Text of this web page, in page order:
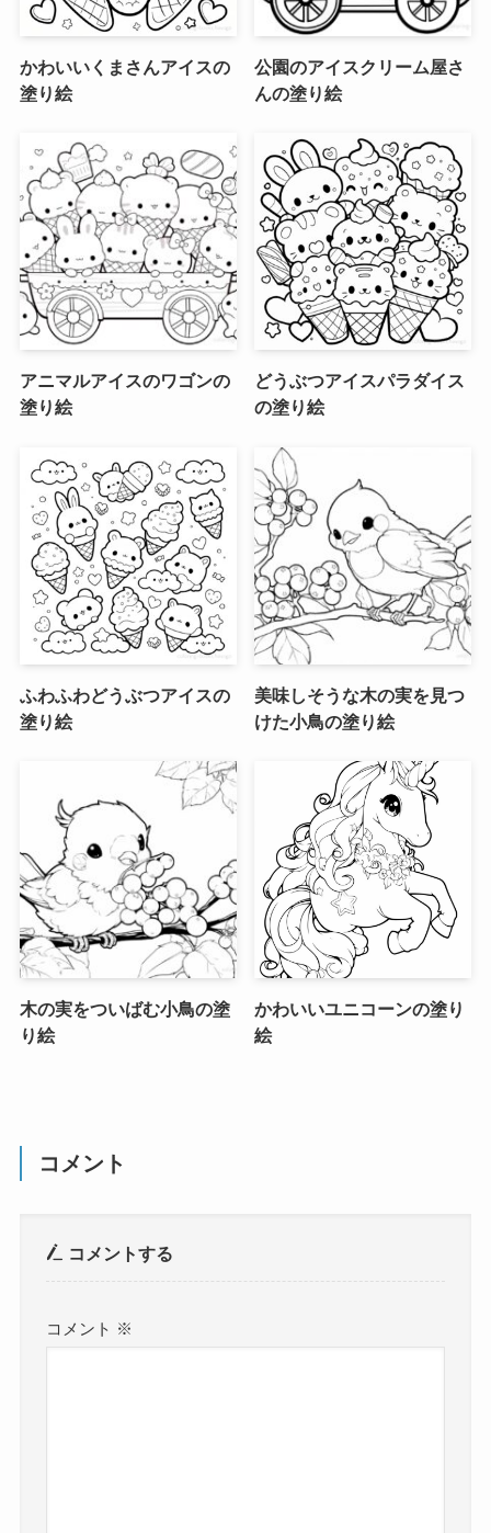
かわいいくまさんアイスの
塗り絵
公園のアイスクリーム屋さ
んの塗り絵
アニマルアイスのワゴンの
塗り絵
どうぶつアイスパラダイス
の塗り絵
ふわふわどうぶつアイスの
塗り絵
美味しそうな木の実を見つ
けた小鳥の塗り絵
木の実をついばむ小鳥の塗
り絵
かわいいユニコーンの塗り
絵
コメント
コメントする
コメント ※